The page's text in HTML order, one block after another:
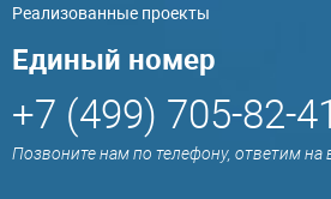
Реализованные проекты
Единый номер
+7 (499) 705-82-41
Позвоните нам по телефону, ответим на